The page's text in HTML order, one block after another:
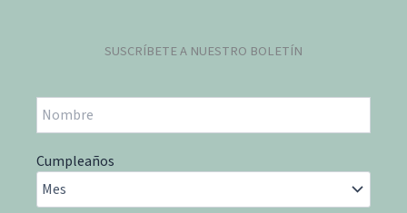
SUSCRÍBETE A NUESTRO BOLETÍN
Cumpleaños